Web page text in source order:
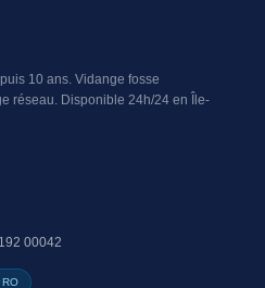
10 ans. Vidange fosse
réseau. Disponible 24h/24 en Île-
00042